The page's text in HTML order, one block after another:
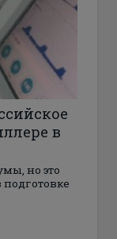
в
но это
подготовке